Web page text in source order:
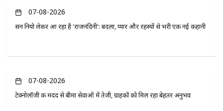
07-08-2026
सन नियो लेकर आ रहा है 'राजनंदिनी': बदला, प्यार और रहस्यों से भरी एक नई कहानी
07-08-2026
टेक्नोलॉजी की मदद से बीमा सेवाओं में तेजी, ग्राहकों को मिल रहा बेहतर अनुभव